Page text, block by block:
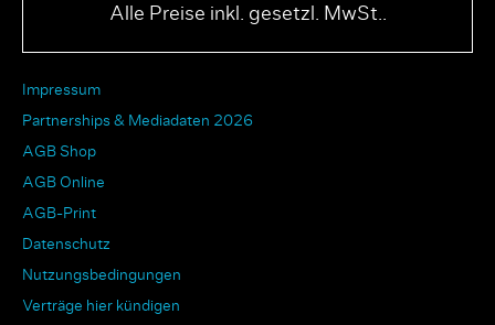
Alle Preise inkl. gesetzl. MwSt..
Impressum
Partnerships & Mediadaten 2026
AGB Shop
AGB Online
AGB-Print
Datenschutz
Nutzungsbedingungen
Verträge hier kündigen